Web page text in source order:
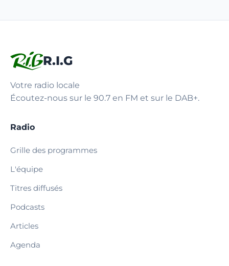
R.I.G
Votre radio locale
Écoutez-nous sur le 90.7 en FM et sur le DAB+.
Radio
Grille des programmes
L'équipe
Titres diffusés
Podcasts
Articles
Agenda